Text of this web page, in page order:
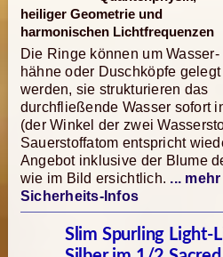
heiliger Geometrie und
harmonischen Lichtfrequenzen
Die Ringe können um Wasser­
hähne oder Duschköpfe gelegt
werden, sie strukturieren das
durchfließende Wasser sofort
(der Winkel der zwei
Sauerstoffatom entspricht
Angebot inklusive der Blume
wie im Bild ersichtlich. ...
Sicherheits-Infos
Slim Spurling Light-